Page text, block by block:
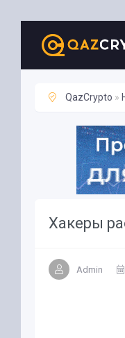
QazCrypto »
Хакеры
Новости
Admin